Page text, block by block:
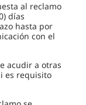
al reclamo
días
hasta por
con el
acudir a otras
es requisito